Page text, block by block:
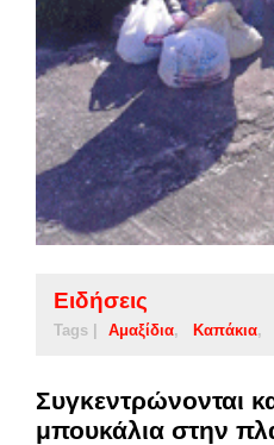
Ειδήσεις
Tags | Αμαξίδια Καπάκια
Συγκεντρώνονται
μπουκάλια στην